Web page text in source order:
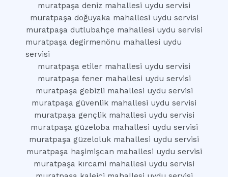
muratpaşa deniz mahallesi uydu servisi
muratpaşa doğuyaka mahallesi uydu servisi
muratpaşa dutlubahçe mahallesi uydu servisi
muratpaşa degirmenönu mahallesi uydu
servisi
muratpaşa etiler mahallesi uydu servisi
muratpaşa fener mahallesi uydu servisi
muratpaşa gebizli mahallesi uydu servisi
muratpaşa güvenlik mahallesi uydu servisi
muratpaşa gençlik mahallesi uydu servisi
muratpaşa güzeloba mahallesi uydu servisi
muratpaşa güzeloluk mahallesi uydu servisi
muratpaşa haşimişcan mahallesi uydu servisi
muratpaşa kırcami mahallesi uydu servisi